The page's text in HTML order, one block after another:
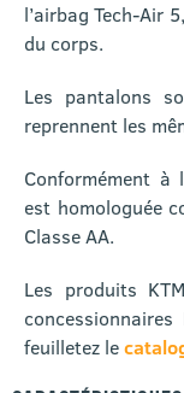
l’airbag Tech-Air
du corps.
Les pantalons
reprennent les
Conformément à
est homologuée
Classe AA.
Les produits
feuilletez le